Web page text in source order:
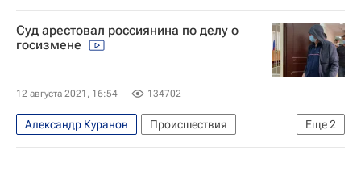
Справки
Россия Александр Воробьев
Суд арестовал россиянина по делу о
госизмене
12 августа 2021, 16:54 134702
Еще2
Александр Куранов
Происшествия
Москва
Россия